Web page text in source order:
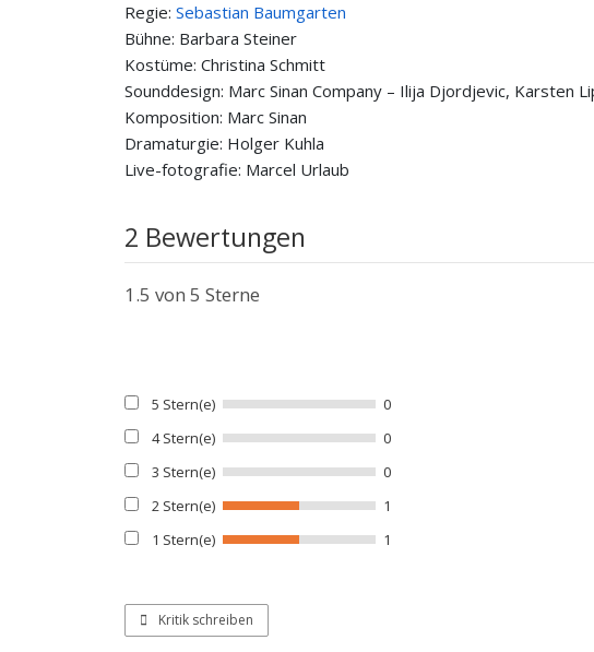
Regie: Sebastian Baumgarten
Bühne: Barbara Steiner
Kostüme: Christina Schmitt
Sounddesign: Marc Sinan Company – Ilija Djordjevic, Karsten
Komposition: Marc Sinan
Dramaturgie: Holger Kuhla
Live-fotografie: Marcel Urlaub
2 Bewertungen
1.5 von 5 Sterne
5 Stern(e)
0
4 Stern(e)
0
3 Stern(e)
0
2 Stern(e)
1
1 Stern(e)
1
Kritik schreiben